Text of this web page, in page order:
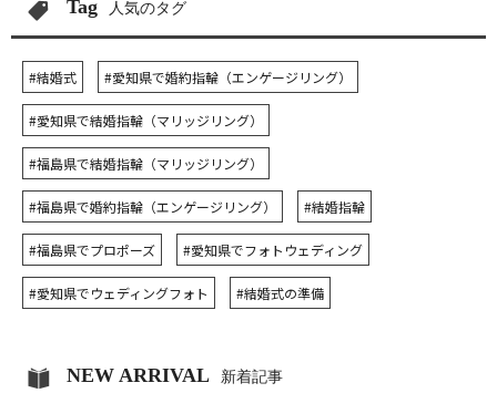
Tag 人気のタグ
#結婚式 #愛知県で婚約指輪（エンゲージリング）
#愛知県で結婚指輪（マリッジリング）
#福島県で結婚指輪（マリッジリング）
#福島県で婚約指輪（エンゲージリング） #結婚指輪
#福島県でプロポーズ #愛知県でフォトウェディング
#愛知県でウェディングフォト #結婚式の準備
NEW ARRIVAL 新着記事